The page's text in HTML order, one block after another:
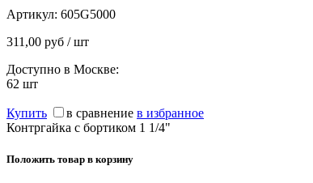
Артикул: 605G5000
311,00 руб / шт
Доступно в Москве:
62 шт
Купить в сравнение в избранное
Контргайка с бортиком 1 1/4"
Положить товар в корзину